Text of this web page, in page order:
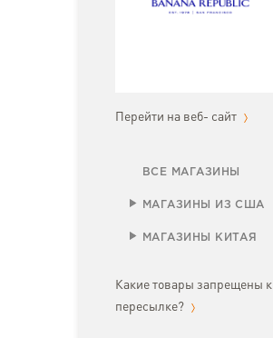
Перейти на веб- сайт
ВСЕ МАГАЗИНЫ
МАГАЗИНЫ ИЗ США
МАГАЗИНЫ КИТАЯ
Какие товары запрещены к
пересылке?